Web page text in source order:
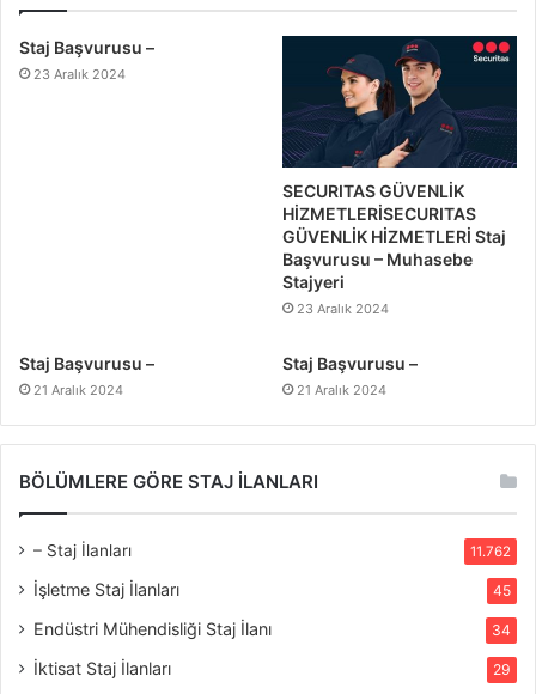
Staj Başvurusu –
23 Aralık 2024
SECURITAS GÜVENLİK
HİZMETLERİSECURITAS
GÜVENLİK HİZMETLERİ Staj
Başvurusu – Muhasebe
Stajyeri
23 Aralık 2024
Staj Başvurusu –
21 Aralık 2024
Staj Başvurusu –
21 Aralık 2024
BÖLÜMLERE GÖRE STAJ İLANLARI
– Staj İlanları 11.762
İşletme Staj İlanları 45
Endüstri Mühendisliği Staj İlanı 34
İktisat Staj İlanları 29